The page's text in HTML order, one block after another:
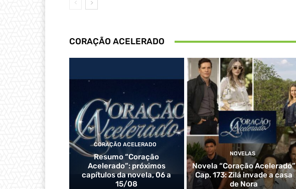
CORAÇÃO ACELERADO
CORAÇÃO ACELERADO
Resumo “Coração
Acelerado”: próximos
capítulos da novela, 06 a
15/08
NOVELAS
Novela “Coração Acelerado”
Cap. 173: Zilá invade a casa
de Nora